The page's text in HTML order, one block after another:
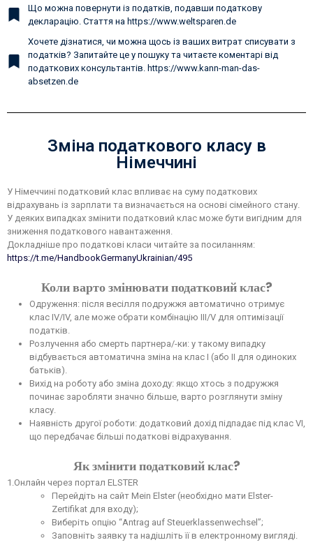
Що можна повернути із податків, подавши податкову
декларацію. Стаття на https://www.weltsparen.de
Хочете дізнатися, чи можна щось із ваших витрат списувати з
податків? Запитайте це у пошуку та читаєте коментарі від
податкових консультантів. https://www.kann-man-das-
absetzen.de
Зміна податкового класу в
Німеччині
У Німеччині податковий клас впливає на суму податкових
відрахувань із зарплати та визначається на основі сімейного стану.
У деяких випадках змінити податковий клас може бути вигідним для
зниження податкового навантаження.
Докладніше про податкові класи читайте за посиланням:
https://t.me/HandbookGermanyUkrainian/495
Коли варто змінювати податковий клас?
Одруження: після весілля подружжя автоматично отримує
клас IV/IV, але може обрати комбінацію III/V для оптимізації
податків.
Розлучення або смерть партнера/-ки: у такому випадку
відбувається автоматична зміна на клас I (або II для одиноких
батьків).
Вихід на роботу або зміна доходу: якщо хтось з подружжя
починає заробляти значно більше, варто розглянути зміну
класу.
Наявність другої роботи: додатковий дохід підпадає під клас VI,
що передбачає більші податкові відрахування.
Як змінити податковий клас?
1.Онлайн через портал ELSTER
Перейдіть на сайт Mein Elster (необхідно мати Elster-
Zertifikat для входу);
Виберіть опцію “Antrag auf Steuerklassenwechsel”;
Заповніть заявку та надішліть її в електронному вигляді.